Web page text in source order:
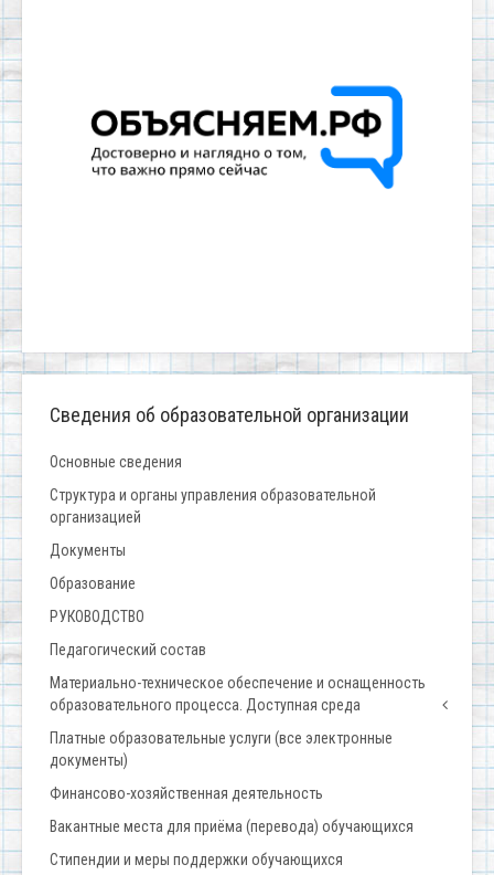
Сведения об образовательной организации
Основные сведения
Структура и органы управления образовательной
организацией
Документы
Образование
РУКОВОДСТВО
Педагогический состав
Материально-техническое обеспечение и оснащенность
образовательного процесса. Доступная среда
Платные образовательные услуги (все электронные
документы)
Финансово-хозяйственная деятельность
Вакантные места для приёма (перевода) обучающихся
Стипендии и меры поддержки обучающихся